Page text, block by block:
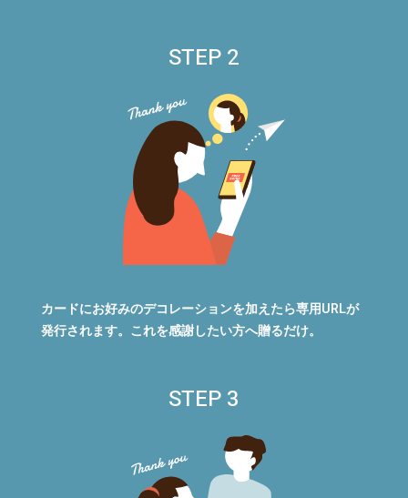
STEP 2
カードにお好みのデコレーションを加えたら専用URLが
発行されます。これを感謝したい方へ贈るだけ。
STEP 3